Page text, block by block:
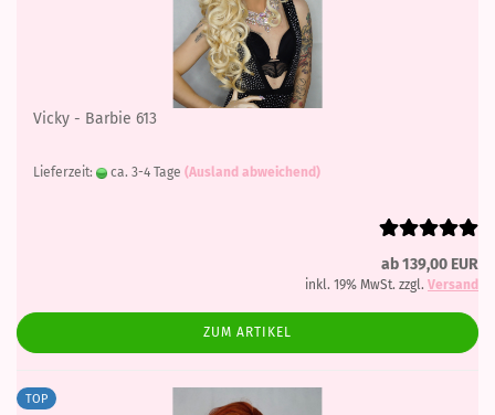
Vicky - Barbie 613
Lieferzeit: ca. 3-4 Tage (Ausland abweichend)
ab 139,00 EUR
inkl. 19% MwSt. zzgl. Versand
ZUM ARTIKEL
TOP